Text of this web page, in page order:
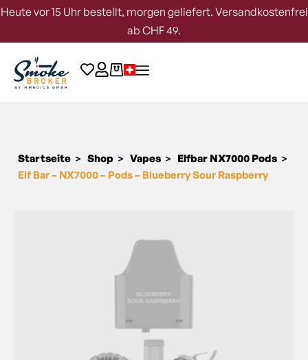
Heute vor 15 Uhr bestellt, morgen geliefert. Versandkostenfrei
ab CHF 49.
Startseite > Shop > Vapes > Elfbar NX7000 Pods >
Elf Bar – NX7000 – Pods – Blueberry Sour Raspberry